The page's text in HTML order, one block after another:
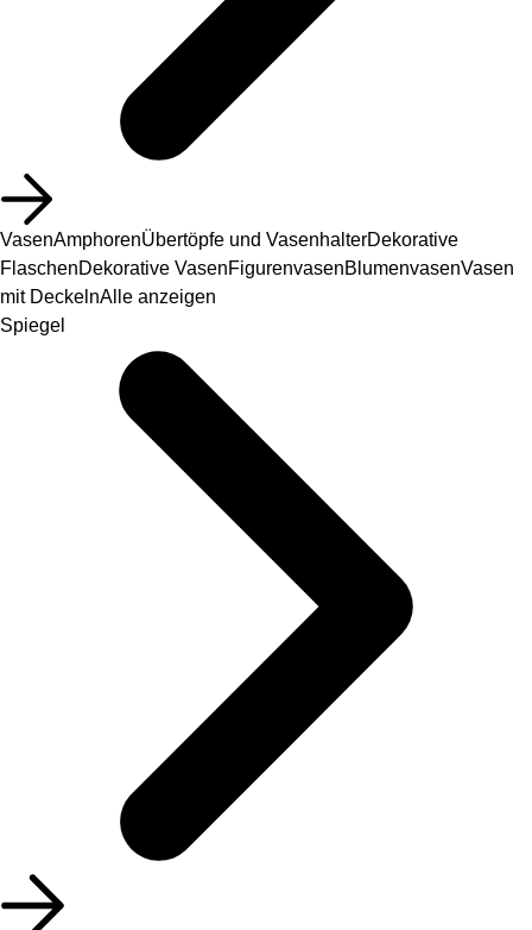
VasenAmphorenÜbertöpfe und VasenhalterDekorative
FlaschenDekorative VasenFigurenvasenBlumenvasenVasen
mit DeckelnAlle anzeigen
Spiegel